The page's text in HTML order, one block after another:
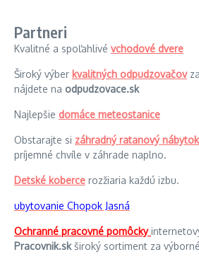
Partneri
Kvalitné a spoľahlivé vchodové dvere
Široký výber kvalitných odpudzovačov
nájdete na odpudzovace.sk
Najlepšie domáce meteostanice
Obstarajte si záhradný ratanový nábytok
príjemné chvíle v záhrade naplno.
Detské koberce rozžiaria každú izbu.
ubytovanie Chopok Jasná
Ochranné pracovné pomôcky
Pracovnik.skširoký sortiment za